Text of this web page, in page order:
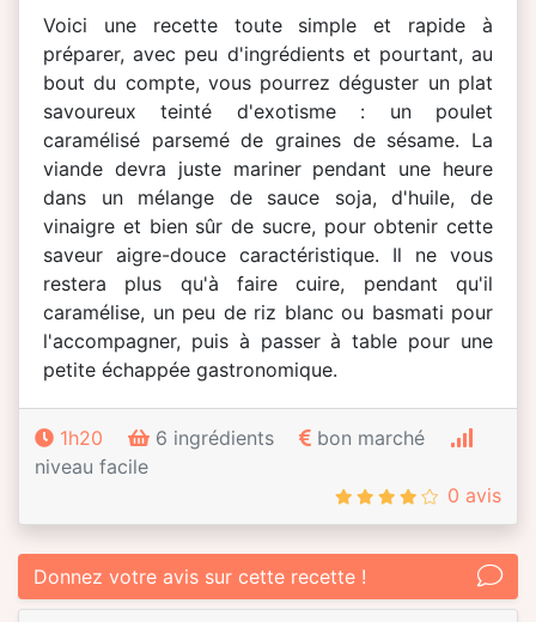
Voici une recette toute simple et rapide à
préparer, avec peu d'ingrédients et pourtant, au
bout du compte, vous pourrez déguster un plat
savoureux teinté d'exotisme : un poulet
caramélisé parsemé de graines de sésame. La
viande devra juste mariner pendant une heure
dans un mélange de sauce soja, d'huile, de
vinaigre et bien sûr de sucre, pour obtenir cette
saveur aigre-douce caractéristique. Il ne vous
restera plus qu'à faire cuire, pendant qu'il
caramélise, un peu de riz blanc ou basmati pour
l'accompagner, puis à passer à table pour une
petite échappée gastronomique.
1h20 6 ingrédients
bon marché
niveau facile
0 avis
Donnez votre avis sur cette recette !